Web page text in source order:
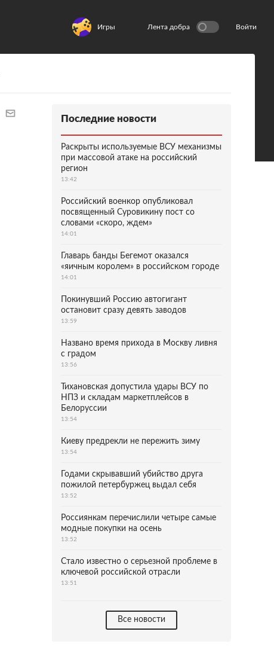
Игры Лента добра Войти
Последние новости
Раскрыты используемые ВСУ механизмы
при массовой атаке на российский
регион
13:42
Российский военкор опубликовал
посвященный Суровикину пост со
словами «скоро, ждем»
14:01
Главарь банды Бегемот оказался
«яичным королем» в российском городе
14:01
Покинувший Россию автогигант
остановит сразу девять заводов
13:59
Названо время прихода в Москву ливня
с градом
13:56
Тихановская допустила удары ВСУ по
НПЗ и складам маркетплейсов в
Белоруссии
13:54
Киеву предрекли не пережить зиму
13:54
Годами скрывавший убийство друга
пожилой петербуржец выдал себя
13:52
Россиянкам перечислили четыре самые
модные покупки на осень
13:52
Стало известно о серьезной проблеме в
ключевой российской отрасли
13:51
Все новости